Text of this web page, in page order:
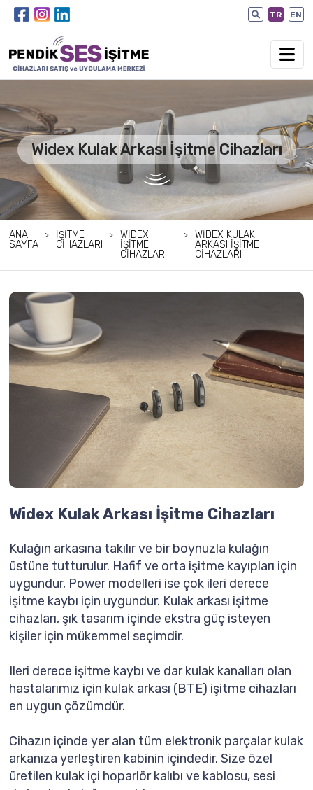
TR EN
Widex Kulak Arkası İşitme Cihazları
WIDEX KULAK
ARKASI İŞITME
CIHAZLARI
WIDEX
İŞITME
CIHAZLARI
İŞITME
CIHAZLARI
ANA
SAYFA
Widex Kulak Arkası İşitme Cihazları
Kulağın arkasına takılır ve bir boynuzla kulağın
üstüne tutturulur. Hafif ve orta işitme kayıpları için
uygundur, Power modelleri ise çok ileri derece
işitme kaybı için uygundur. Kulak arkası işitme
cihazları, şık tasarım içinde ekstra güç isteyen
kişiler için mükemmel seçimdir.
Ileri derece işitme kaybı ve dar kulak kanalları olan
hastalarımız için kulak arkası (BTE) işitme cihazları
en uygun çözümdür.
Cihazın içinde yer alan tüm elektronik parçalar kulak
arkanıza yerleştiren kabinin içindedir. Size özel
üretilen kulak içi hoparlör kalıbı ve kablosu, sesi